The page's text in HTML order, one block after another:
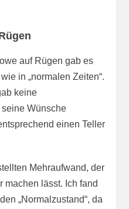
auf Rügen gab es
in „normalen Zeiten“.
keine
Wünsche
einen Teller
Mehraufwand, der
machen lässt. Ich fand
„Normalzustand“, da